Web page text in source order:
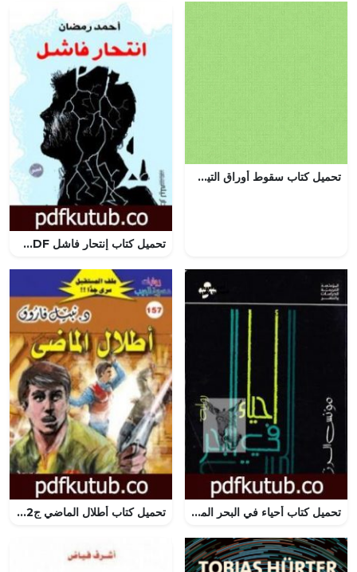
تحميل كتاب سقوط أوراق التين لمينا عادل جيد بصيغة PDF مجانا
تحميل كتاب إنتحار فاشل PDF تأليف أحمد جمال الدين رمضان مجانا [كامل]
تحميل كتاب أحياء في البحر الميت PDF تأليف مؤنس الرزاز مجانا [كامل] تحميل كتاب أطلال الماضي ج2 – سلسلة ملف المستقبل PDF تأليف نبيل فاروق مجانا [كامل]